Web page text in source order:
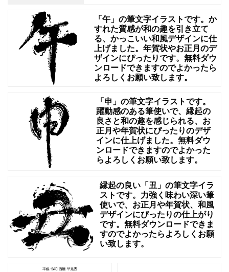
ラ
活
躍
し
「午」の筆文字イラストです。か
すれた質感が和の趣を引き立て
る、かっこいい和風デザインに仕
上げました。年賀状やお正月のデ
ザインにぴったりです。無料ダウ
ンロードできますのでよかったら
よろしくお願い致します。
「申」の筆文字イラストです。
躍動感のある筆使いで、縁起の
良さと和の趣を感じられる、お
正月や年賀状にぴったりのデザ
インに仕上げました。無料ダウ
ンロードできますのでよかった
らよろしくお願い致します。
縁起の良い「丑」の筆文字イラ
ストです。力強く味わい深い筆
使いで、お正月や年賀状、和風
デザインにぴったりの仕上がり
です。無料ダウンロードできま
すのでよかったらよろしくお願
い致します。